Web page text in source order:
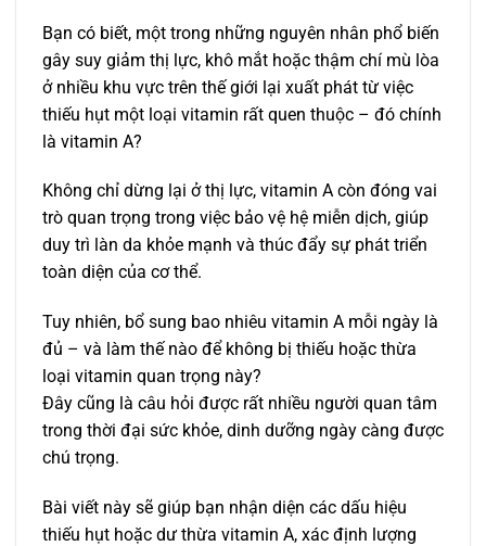
Bạn có biết, một trong những nguyên nhân phổ biến
gây suy giảm thị lực, khô mắt hoặc thậm chí mù lòa
ở nhiều khu vực trên thế giới lại xuất phát từ việc
thiếu hụt một loại vitamin rất quen thuộc – đó chính
là vitamin A?
Không chỉ dừng lại ở thị lực, vitamin A còn đóng vai
trò quan trọng trong việc bảo vệ hệ miễn dịch, giúp
duy trì làn da khỏe mạnh và thúc đẩy sự phát triển
toàn diện của cơ thể.
Tuy nhiên, bổ sung bao nhiêu vitamin A mỗi ngày là
đủ – và làm thế nào để không bị thiếu hoặc thừa
loại vitamin quan trọng này?
Đây cũng là câu hỏi được rất nhiều người quan tâm
trong thời đại sức khỏe, dinh dưỡng ngày càng được
chú trọng.
Bài viết này sẽ giúp bạn nhận diện các dấu hiệu
thiếu hụt hoặc dư thừa vitamin A, xác định lượng